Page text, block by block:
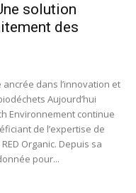
solution
des
dans l’innovation et
Aujourd’hui
Environnement continue
de l’expertise de
Organic. Depuis sa
pour...